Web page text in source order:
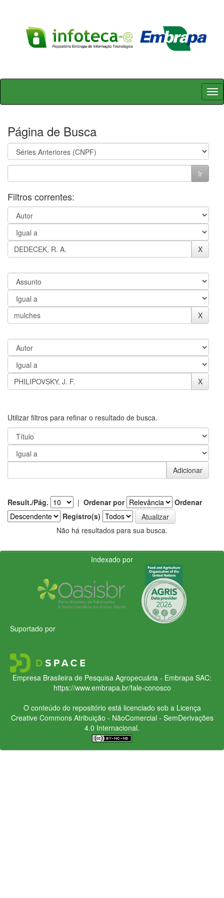
Skip
Página de Busca
Filtros correntes:
Utilizar filtros para refinar o resultado de busca.
Result./Pág. | Ordenar por
Ordenar
Registro(s)
Não há resultados para sua busca.
Indexado por
Suportado por
Empresa Brasileira de Pesquisa Agropecuária - Embrapa SAC:
https://www.embrapa.br/fale-conosco
O conteúdo do repositório está licenciado sob a Licença
Creative CommonsAtribuição - NãoComercial - SemDerivações
4.0 Internacional.